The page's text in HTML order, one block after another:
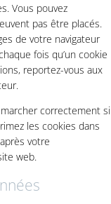
Vous pouvez
pas être placés.
de votre navigateur
fois qu’un cookie
reportez-vous aux
correctement si
les cookies dans
votre
web.